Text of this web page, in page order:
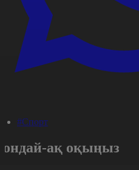
#Спорт
ақ оқыңыз